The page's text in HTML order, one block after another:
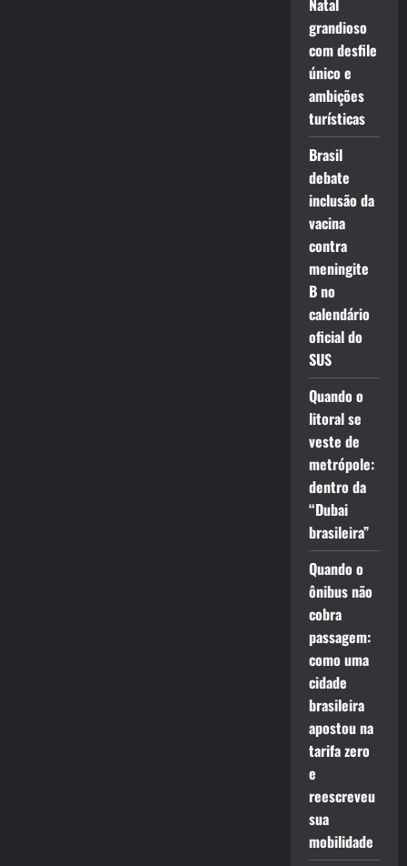
Natal
grandioso
com desfile
único e
ambições
turísticas
Brasil
debate
inclusão da
vacina
contra
meningite
B no
calendário
oficial do
SUS
Quando o
litoral se
veste de
metrópole:
dentro da
“Dubai
brasileira”
Quando o
ônibus não
cobra
passagem:
como uma
cidade
brasileira
apostou na
tarifa zero
e
reescreveu
sua
mobilidade